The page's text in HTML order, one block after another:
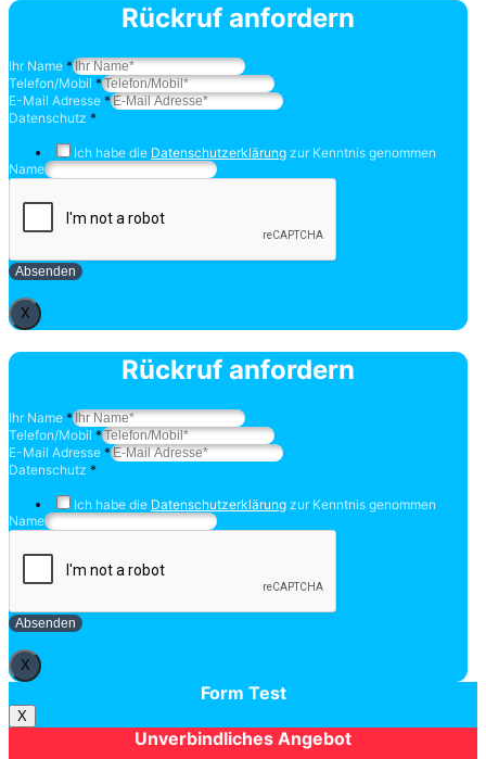
Rückruf anfordern
Ihr Name *
Telefon/Mobil *
E-Mail Adresse *
Datenschutz *
Ich habe die Datenschutzerklärung zur Kenntnis genommen
Name
Absenden
X
Rückruf anfordern
Ihr Name *
Telefon/Mobil *
E-Mail Adresse *
Datenschutz *
Ich habe die Datenschutzerklärung zur Kenntnis genommen
Name
Absenden
X
Form Test
X
Unverbindliches Angebot